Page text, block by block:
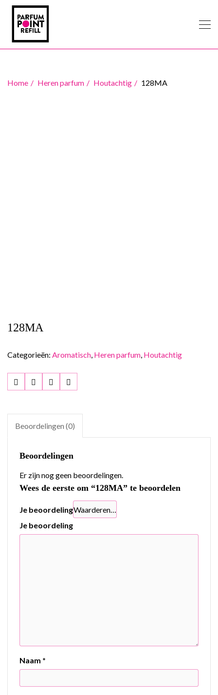
Home Heren parfum Houtachtig 128MA
128MA
Categorieën: Aromatisch, Heren parfum, Houtachtig
Beoordelingen (0)
Beoordelingen
Er zijn nog geen beoordelingen.
Wees de eerste om “128MA” te beoordelen
Je beoordeling
Je beoordeling
Naam *